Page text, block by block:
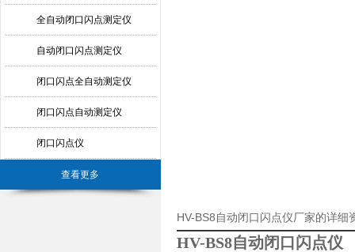
全自动闭口闪点测定仪
自动闭口闪点测定仪
闭口闪点全自动测定仪
闭口闪点自动测定仪
闭口闪点仪
查看更多
HV-BS8自动闭口闪点仪厂家的详细
HV-BS8自动闭口闪点仪